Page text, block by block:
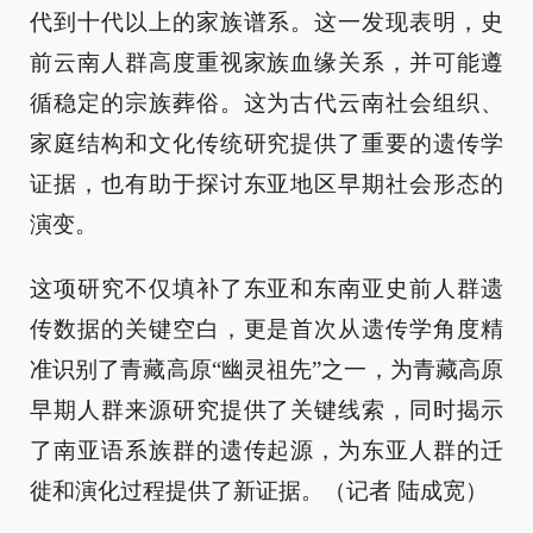
代到十代以上的家族谱系。这一发现表明，史
前云南人群高度重视家族血缘关系，并可能遵
循稳定的宗族葬俗。这为古代云南社会组织、
家庭结构和文化传统研究提供了重要的遗传学
证据，也有助于探讨东亚地区早期社会形态的
演变。
这项研究不仅填补了东亚和东南亚史前人群遗
传数据的关键空白，更是首次从遗传学角度精
准识别了青藏高原“幽灵祖先”之一，为青藏高原
早期人群来源研究提供了关键线索，同时揭示
了南亚语系族群的遗传起源，为东亚人群的迁
徙和演化过程提供了新证据。（记者 陆成宽）